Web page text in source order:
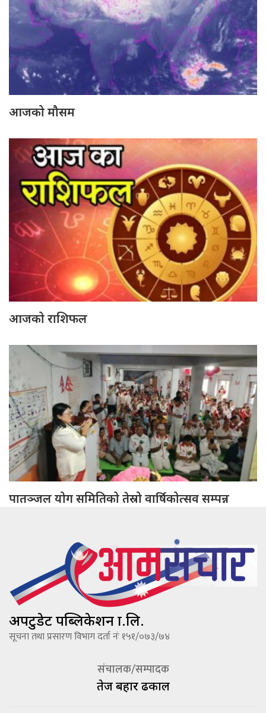
आजको मौसम
आजको राशिफल
पातञ्जल योग समितिको तेस्रो वार्षिकोत्सव सम्पन्न
अपटुडेट पब्लिकेशन प्रा.लि.
सूचना तथा प्रसारण विभाग दर्ता नंः १५१/०७३/७४
संचालक/सम्पादक
तेज बहादूर ढकाल